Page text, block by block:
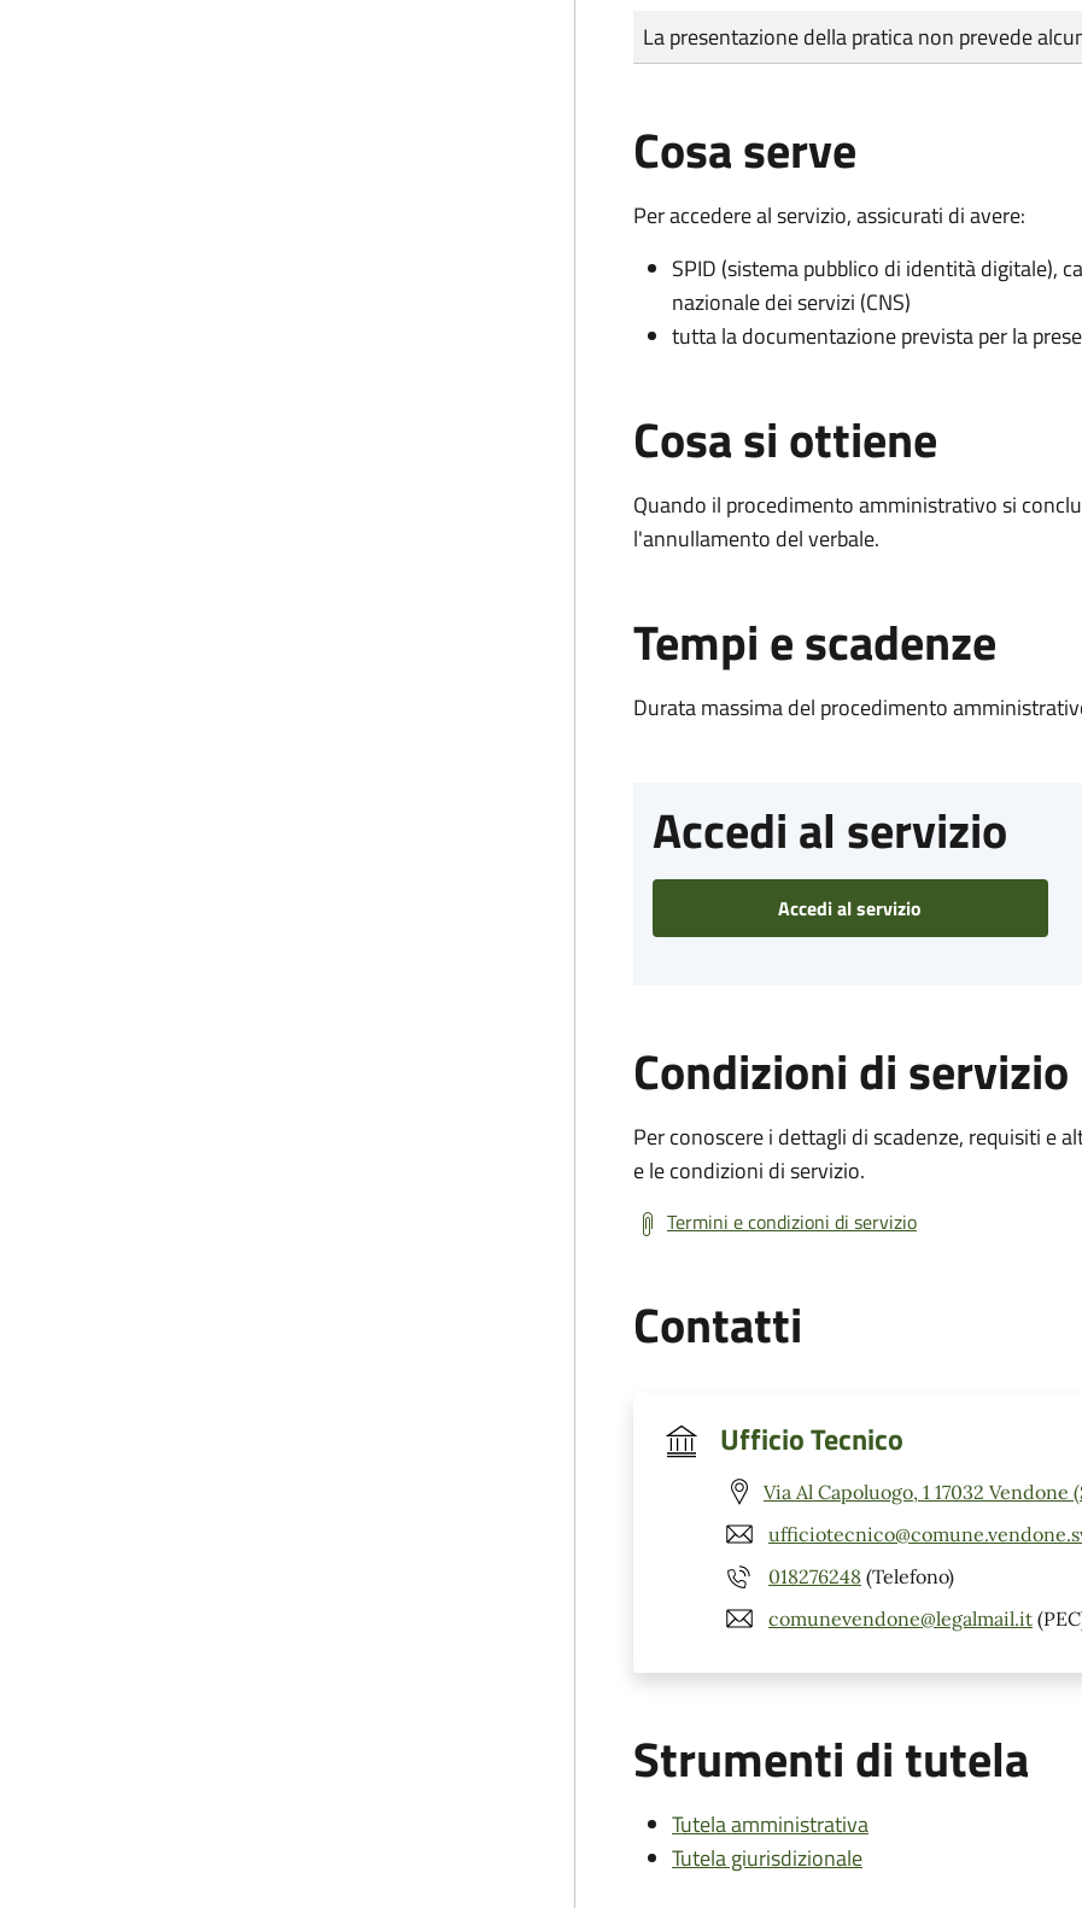
Tipo di pagamento
Importo
La presentazione della pratica non prevede
Cosa serve
Per accedere al servizio, assicurati di avere:
SPID (sistema pubblico di identità digitale),
nazionale dei servizi (CNS)
tutta la documentazione prevista per la
Cosa si ottiene
Quando il procedimento amministrativo si
l'annullamento del verbale.
Tempi e scadenze
Durata massima del procedimento
Accedi al servizio
Accedi al servizio
Condizioni di servizio
Per conoscere i dettagli di scadenze, requisiti e
e le condizioni di servizio.
Termini e condizioni di servizio
Contatti
Ufficio Tecnico
Via Al Capoluogo, 1 17032 Vendone
018276248 (Telefono)
comunevendone@legalmail.it
Strumenti di tutela
Tutela amministrativa
Tutela giurisdizionale